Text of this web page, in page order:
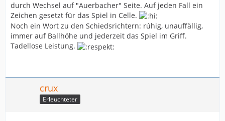
durch Wechsel auf "Auerbacher" Seite. Auf jeden Fall ein
Zeichen gesetzt für das Spiel in Celle.
Noch ein Wort zu den Schiedsrichtern: rúhig, unauffällig,
immer auf Ballhöhe und jederzeit das Spiel im Griff.
Tadellose Leistung.
crux
Erleuchteter